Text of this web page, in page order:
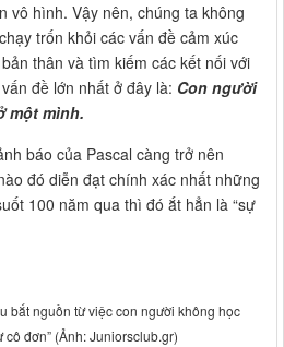
vô hình. Vậy nên, chúng ta không
trốn khỏi các vấn đề cảm xúc
thân và tìm kiếm các kết nối với
đề lớn nhất ở đây là: Con người
một mình.
báo của Pascal càng trở nên
đó diễn đạt chính xác nhất những
100 năm qua thì đó ắt hẳn là “sự
bắt nguồn từ việc con người không học
đơn” (Ảnh: Juniorsclub.gr)